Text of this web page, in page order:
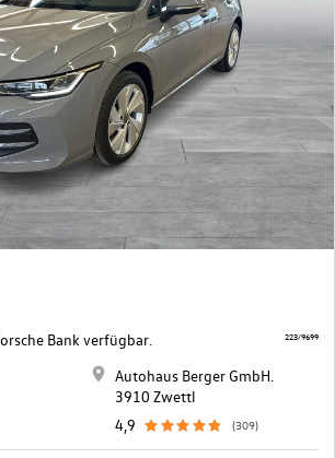
Bank verfügbar.
Autohaus Berger GmbH.
3910 Zwettl
4,9
(309)
223/9699